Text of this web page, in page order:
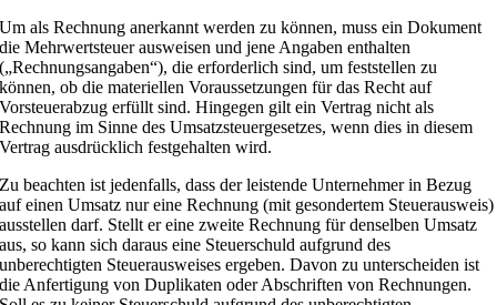
Um als Rechnung anerkannt werden zu können, muss ein Dokument
die Mehrwertsteuer ausweisen und jene Angaben enthalten
(„Rechnungsangaben“), die erforderlich sind, um feststellen zu
können, ob die materiellen Voraussetzungen für das Recht auf
Vorsteuerabzug erfüllt sind. Hingegen gilt ein Vertrag nicht als
Rechnung im Sinne des Umsatzsteuergesetzes, wenn dies in diesem
Vertrag ausdrücklich festgehalten wird.
Zu beachten ist jedenfalls, dass der leistende Unternehmer in Bezug
auf einen Umsatz nur eine Rechnung (mit gesondertem Steuerausweis)
ausstellen darf. Stellt er eine zweite Rechnung für denselben Umsatz
aus, so kann sich daraus eine Steuerschuld aufgrund des
unberechtigten Steuerausweises ergeben. Davon zu unterscheiden ist
die Anfertigung von Duplikaten oder Abschriften von Rechnungen.